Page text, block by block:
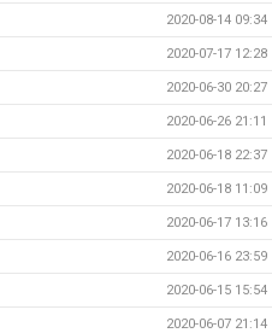
2020-08-14 09:34
2020-07-17 12:28
2020-06-30 20:27
2020-06-26 21:11
2020-06-18 22:37
2020-06-18 11:09
2020-06-17 13:16
2020-06-16 23:59
2020-06-15 15:54
2020-06-07 21:14